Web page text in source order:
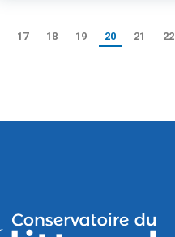
17 18 19 20 21 22